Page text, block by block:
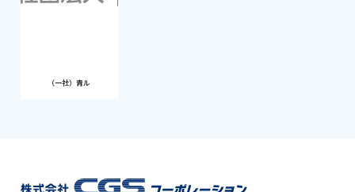
（一社）青ル